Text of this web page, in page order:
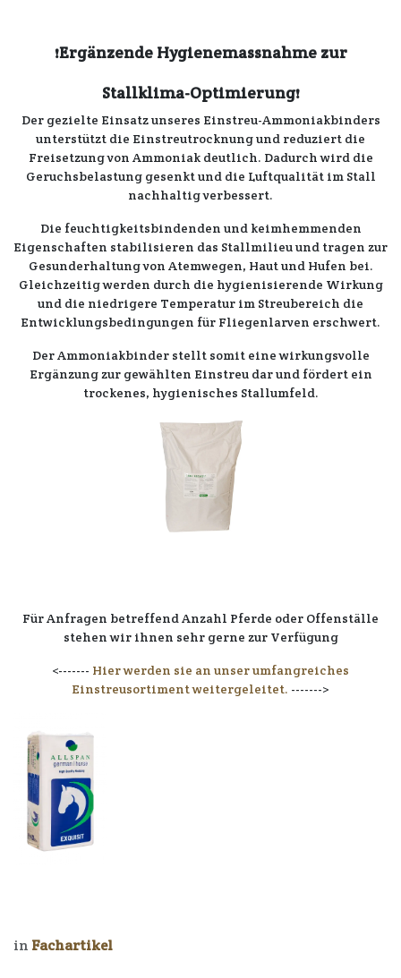
❗Ergänzende Hygienemassnahme zur
Stallklima-Optimierung❗
Der gezielte Einsatzunseres Einstreu-Ammoniakbinders
unterstützt die Einstreutrocknungund reduziert die
Freisetzungvon Ammoniak deutlich. Dadurch wird die
Geruchsbelastung gesenktund die Luftqualität im Stall
nachhaltig verbessert.
Die feuchtigkeitsbindenden und keimhemmenden
Eigenschaften stabilisieren das Stallmilieuund tragen zur
Gesunderhaltung von Atemwegen, Hautund Hufen bei.
Gleichzeitig werden durch die hygienisierende Wirkung
und die niedrigere Temperatur im Streubereich die
Entwicklungsbedingungen für Fliegenlarven erschwert.
DerAmmoniakbinder stellt somit einewirkungsvolle
Ergänzungzur gewählten Einstreu dar und fördert ein
trockenes, hygienisches Stallumfeld.
Für Anfragen betreffend Anzahl Pferde oder Offenställe
stehen wir ihnen sehr gerne zur Verfügung
<------- Hier werden sie an unser umfangreiches
Einstreusortiment weitergeleitet. ------->